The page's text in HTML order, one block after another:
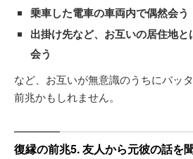
乗車した電車の車両内で偶然会う
出掛け先など、お互いの居住地
会う
など、お互いが無意識のうちにバッ
前兆かもしれません。
復縁の前兆5. 友人から元彼の話を